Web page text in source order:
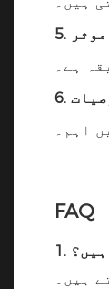
موثر
ہے۔
اہم۔
FAQ